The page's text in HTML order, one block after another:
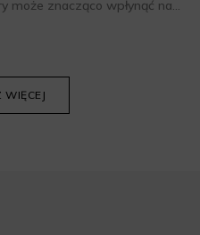
może znacząco wpłynąć na
potrzeb własnej skóry.
WIĘCEJ